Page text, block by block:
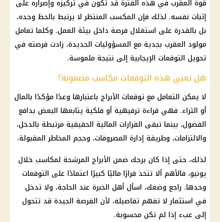
قوة العقرب في هذه الفترة قد تكون في تركيزه وإصراره على
إثبات نفسه. لذلك فإن المكسب المنتظر لا يرتبط بالحظ وحده،
بل بالقدرة على استغلال فرصة داخل بيئة العمل. وكلما تعامل
مولود العقرب بجدية مع المسؤوليات الجديدة، زادت فرصته في
تحويل التوقعات الإيجابية إلى نتيجة ملموسة.
هل تعني هذه التوقعات مكاسب مضمونة؟
لا يمكن التعامل مع توقعات الأبراج باعتبارها وعدًا مؤكدًا بالمال
أو الثراء. فهي قراءة ترفيهية أو فلكية يتابعها البعض بدافع
الفضول، بينما تبقى القرارات المالية الحقيقية مرتبطة بالدخل،
والالتزامات، وطريقة إدارة المصروفات، وحجم المخاطر المقبولة.
لذلك، حتى إذا كان برجك ضمن الأبراج المرشحة لمكاسب خلال
يونيو، فالأهم ألا تتخذ قرارًا ماليًا كبيرًا اعتمادًا على التوقعات
وحدها. راجع وضعك، اسأل أهل الخبرة عند الحاجة، ولا تدخل
في استثمارلا تفهم تفاصيله، لأن الفرصة الجيدة قد تتحول
إلى عبء إذا لم تكن محسوبة.